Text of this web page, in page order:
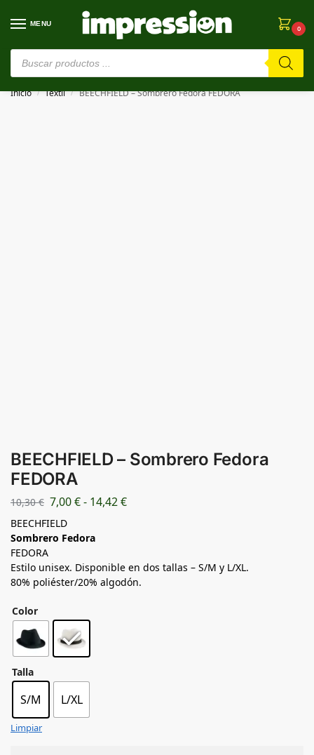
MENU
0
⚠️ Estamos en pruebas. Si algo falla, ¡Perdón!⚠️
Inicio / Textil / BEECHFIELD – Sombrero Fedora FEDORA
BEECHFIELD – Sombrero Fedora
FEDORA
10,30€ 7,00€- 14,42€
BEECHFIELD
Sombrero Fedora
FEDORA
Estilo unisex. Disponible en dos tallas – S/M y L/XL.
80% poliéster/20% algodón.
Color
Talla
S/M L/XL
Limpiar